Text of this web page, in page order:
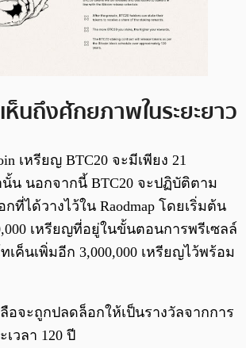
ห็นถึงศักยภาพในระยะยาว
เหรียญ BTC20 จะมีเพียง 21
นั้น นอกจากนี้ BTC20 จะปฏิบัติตาม
ที่ได้วางไว้ใน Raodmap โดยเริ่มต้น
เหรียญที่อยู่ในขั้นตอนการพรีเซลล์
ค็นเพิ่มอีก 3,000,000 เหรียญไว้พร้อม
อจะถูกปลดล็อกให้เป็นรางวัลจากการ
เวลา 120 ปี